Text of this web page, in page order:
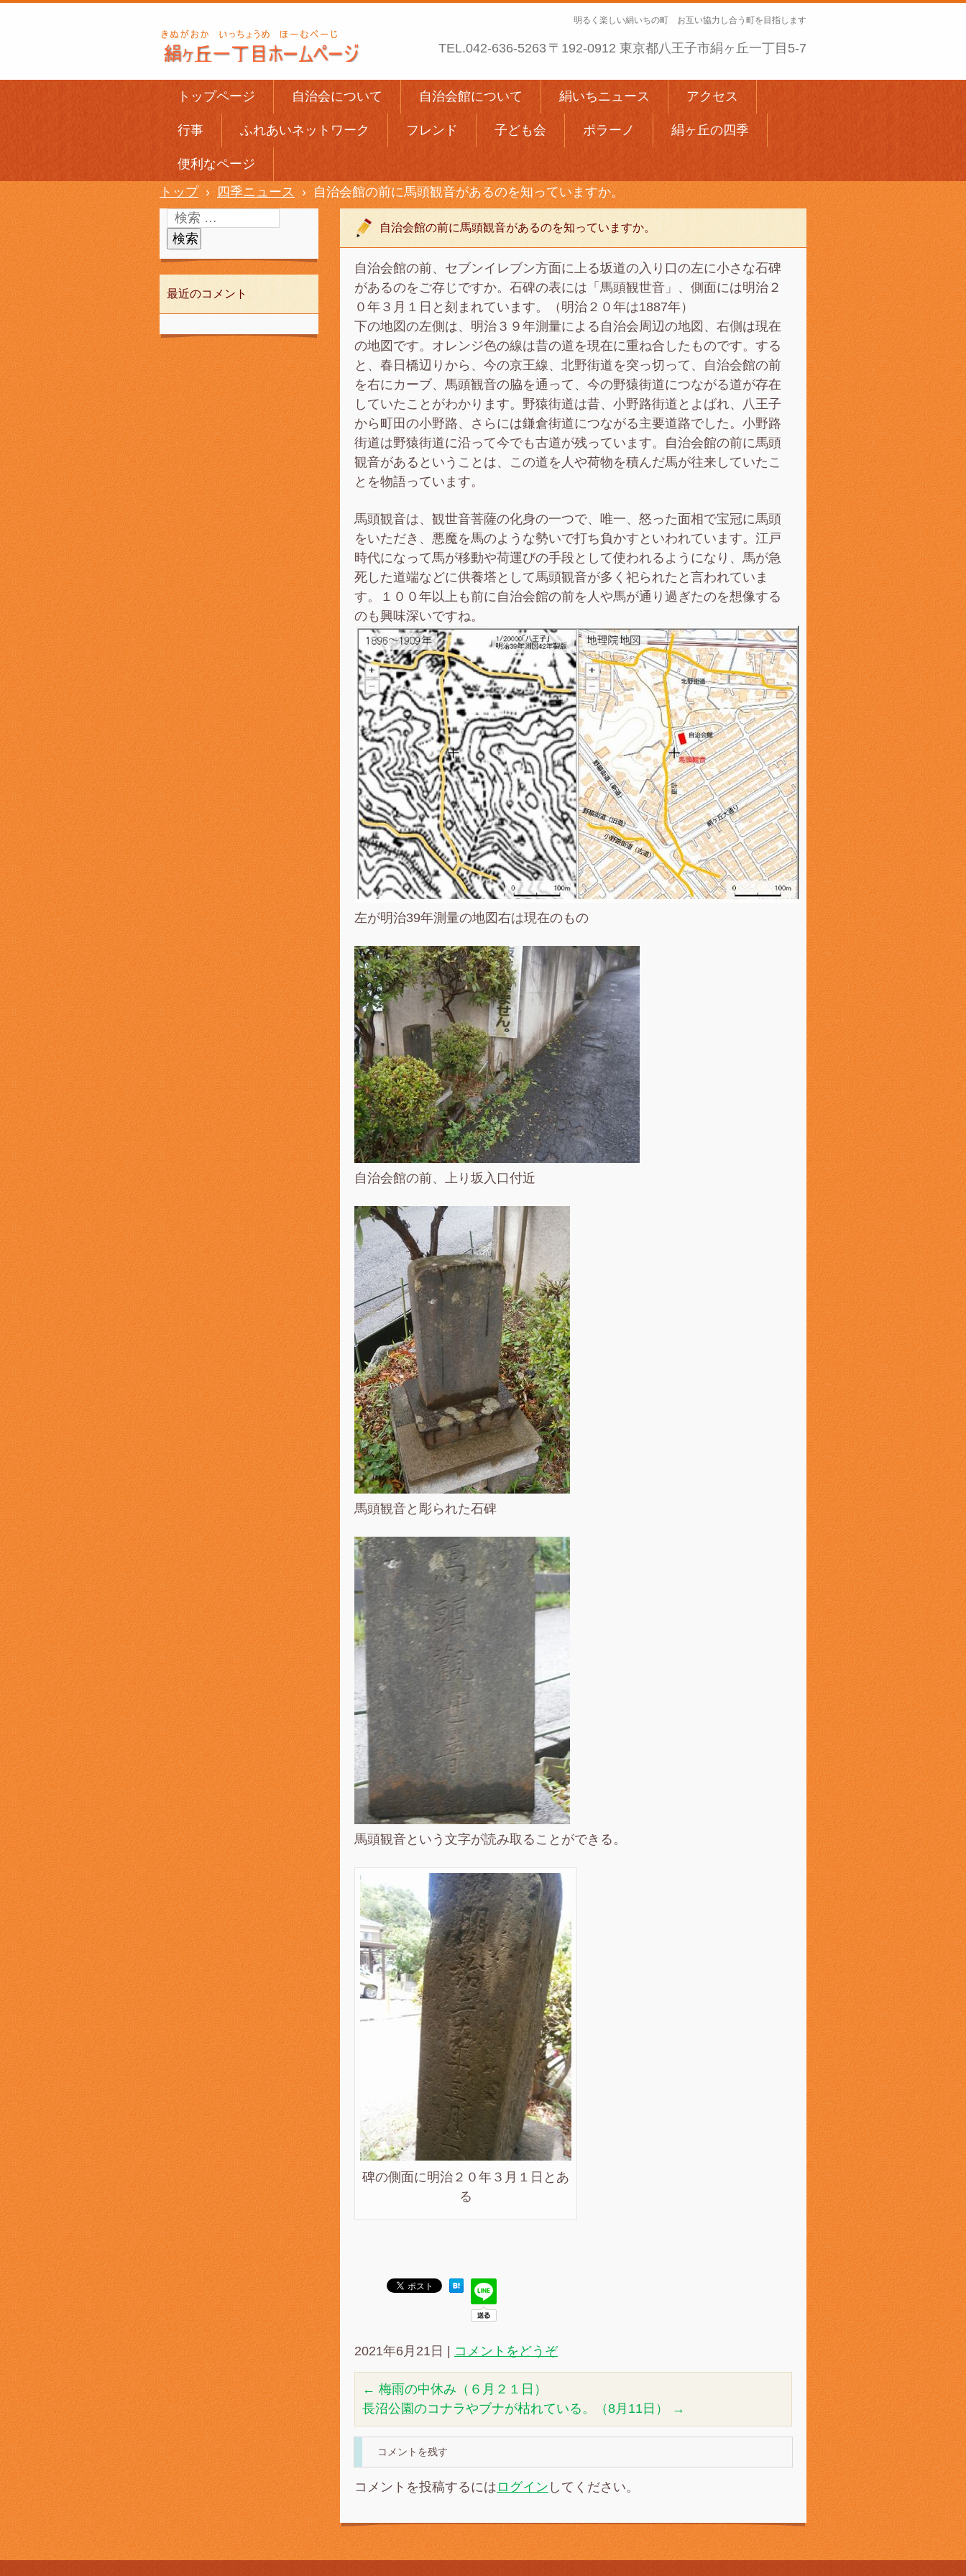
明るく楽しい絹いちの町 お互い協力し合う町を目指します
TEL.042-636-5263 〒192-0912 東京都八王子市絹ヶ丘一丁目5-7
トップページ 自治会について 自治会館について 絹いちニュース アクセス
行事 ふれあいネットワーク フレンド 子ども会 ポラーノ 絹ヶ丘の四季
便利なページ
トップ › 四季ニュース › 自治会館の前に馬頭観音があるのを知っていますか。
自治会館の前に馬頭観音があるのを知っていますか。
自治会館の前、セブンイレブン方面に上る坂道の入り口の左に小さな石碑
があるのをご存じですか。石碑の表には「馬頭観世音」、側面には明治２
０年３月１日と刻まれています。（明治２０年は1887年）
下の地図の左側は、明治３９年測量による自治会周辺の地図、右側は現在
の地図です。オレンジ色の線は昔の道を現在に重ね合したものです。する
と、春日橋辺りから、今の京王線、北野街道を突っ切って、自治会館の前
を右にカーブ、馬頭観音の脇を通って、今の野猿街道につながる道が存在
していたことがわかります。野猿街道は昔、小野路街道とよばれ、八王子
から町田の小野路、さらには鎌倉街道につながる主要道路でした。小野路
街道は野猿街道に沿って今でも古道が残っています。自治会館の前に馬頭
観音があるということは、この道を人や荷物を積んだ馬が往来していたこ
とを物語っています。
馬頭観音は、観世音菩薩の化身の一つで、唯一、怒った面相で宝冠に馬頭
をいただき、悪魔を馬のような勢いで打ち負かすといわれています。江戸
時代になって馬が移動や荷運びの手段として使われるようになり、馬が急
死した道端などに供養塔として馬頭観音が多く祀られたと言われていま
す。１００年以上も前に自治会館の前を人や馬が通り過ぎたのを想像する
のも興味深いですね。
左が明治39年測量の地図右は現在のもの
自治会館の前、上り坂入口付近
馬頭観音と彫られた石碑
馬頭観音という文字が読み取ることができる。
碑の側面に明治２０年３月１日とあ
る
2021年6月21日 コメントをどうぞ
← 梅雨の中休み（６月２１日）
長沼公園のコナラやブナが枯れている。（8月11日）
→
コメントを残す
コメントを投稿するには ログイン してください。
最近のコメント